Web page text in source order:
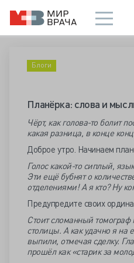
Блоги
Планёрка: слова и
Чёрт, как голова-то болит
какая разница, в конце
Доброе утро. Начинаем
Голос какой-то сиплый,
Эти ещё бубнят о
отделениями! А я кто? Ну
Предупредите своих
Стоит сломанный томограф
столицы. А как удачно я на
выпили, отмечая сделку.
прошёл как «старик за